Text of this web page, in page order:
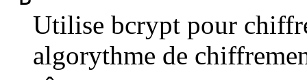
Utilise bcrypt pour
algorythme de